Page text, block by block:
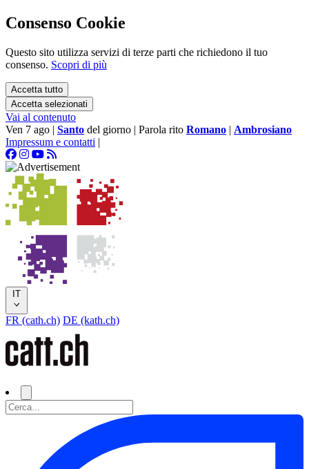
Consenso Cookie
Questo sito utilizza servizi di terze parti che richiedono il tuo
consenso. Scopri di più
Accetta tutto
Accetta selezionati
Vai al contenuto
Ven 7 ago | Santo del giorno | Parola rito Romano | Ambrosiano
Impressum e contatti |
IT
FR (cath.ch) DE (kath.ch)